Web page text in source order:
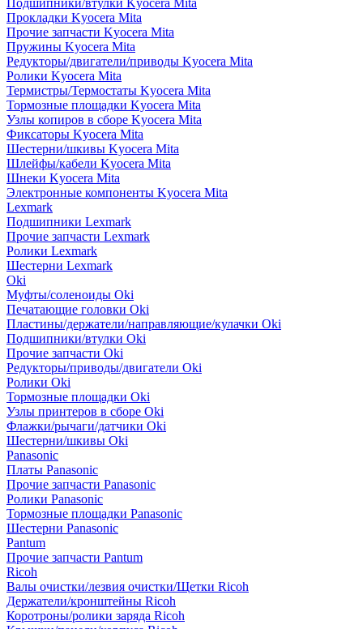
Подшипники/втулки Kyocera Mita
Прокладки Kyocera Mita
Прочие запчасти Kyocera Mita
Пружины Kyocera Mita
Редукторы/двигатели/приводы Kyocera Mita
Ролики Kyocera Mita
Термистры/Термостаты Kyocera Mita
Тормозные площадки Kyocera Mita
Узлы копиров в сборе Kyocera Mita
Фиксаторы Kyocera Mita
Шестерни/шкивы Kyocera Mita
Шлейфы/кабели Kyocera Mita
Шнеки Kyocera Mita
Электронные компоненты Kyocera Mita
Lexmark
Подшипники Lexmark
Прочие запчасти Lexmark
Ролики Lexmark
Шестерни Lexmark
Oki
Муфты/соленоиды Oki
Печатающие головки Oki
Пластины/держатели/направляющие/кулачки Oki
Подшипники/втулки Oki
Прочие запчасти Oki
Редукторы/приводы/двигатели Oki
Ролики Oki
Тормозные площадки Oki
Узлы принтеров в сборе Oki
Флажки/рычаги/датчики Oki
Шестерни/шкивы Oki
Panasonic
Платы Panasonic
Прочие запчасти Panasonic
Ролики Panasonic
Тормозные площадки Panasonic
Шестерни Panasonic
Pantum
Прочие запчасти Pantum
Ricoh
Валы очистки/лезвия очистки/Щетки Ricoh
Держатели/кронштейны Ricoh
Коротроны/ролики заряда Ricoh